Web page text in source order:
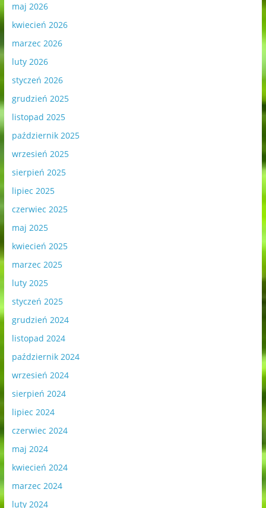
maj 2026
kwiecień 2026
marzec 2026
luty 2026
styczeń 2026
grudzień 2025
listopad 2025
październik 2025
wrzesień 2025
sierpień 2025
lipiec 2025
czerwiec 2025
maj 2025
kwiecień 2025
marzec 2025
luty 2025
styczeń 2025
grudzień 2024
listopad 2024
październik 2024
wrzesień 2024
sierpień 2024
lipiec 2024
czerwiec 2024
maj 2024
kwiecień 2024
marzec 2024
luty 2024